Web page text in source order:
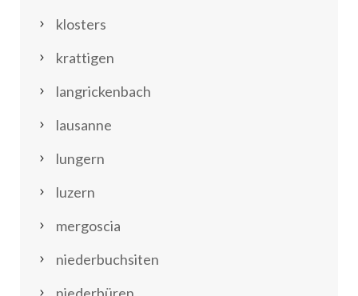
klosters
krattigen
langrickenbach
lausanne
lungern
luzern
mergoscia
niederbuchsiten